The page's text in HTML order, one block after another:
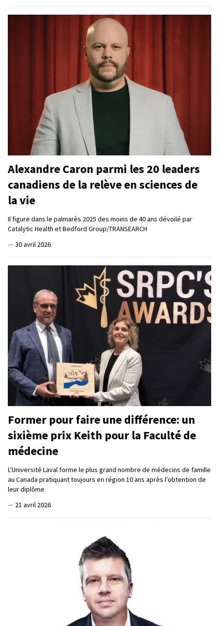
Alexandre Caron parmi les 20 leaders
canadiens de la relève en sciences de
la vie
Il figure dans le palmarès 2025 des moins de 40 ans dévoilé par
Catalytic Health et Bedford Group/TRANSEARCH
— 30 avril 2026
Former pour faire une différence: un
sixième prix Keith pour la Faculté de
médecine
L'Université Laval forme le plus grand nombre de médecins de famille
au Canada pratiquant toujours en région 10 ans après l'obtention de
leur diplôme
— 21 avril 2026